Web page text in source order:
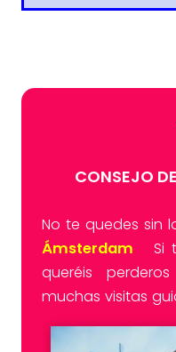
CONSEJO
No te quedes sin
Ámsterdam
Si
queréis
muchas visitas